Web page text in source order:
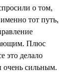
о том,
тот путь,
Плюс
это делало
очень сильным.